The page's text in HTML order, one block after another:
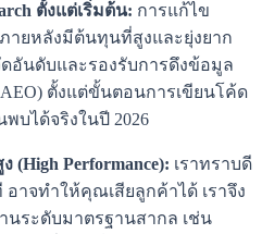
ตั้งแต่เริ่มต้น: การแก้ไข
ภายหลังมีต้นทุนที่สูงและยุ่งยาก
ดอันดับและรองรับการดึงข้อมูล
AEO) ตั้งแต่ขั้นตอนการเขียนโค้ด
บได้จริงในปี 2026
(High Performance): เราทราบดี
อาจทำให้คุณเสียลูกค้าได้ เราจึง
นระดับมาตรฐานสากล เช่น